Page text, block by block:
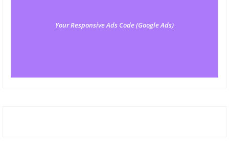
Your Responsive Ads Code (Google Ads)